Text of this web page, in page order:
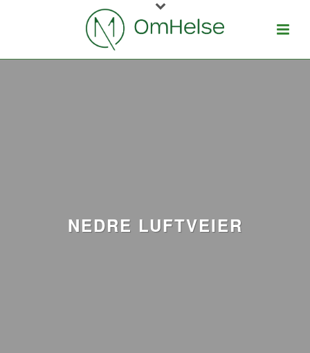
NEDRE LUFTVEIER